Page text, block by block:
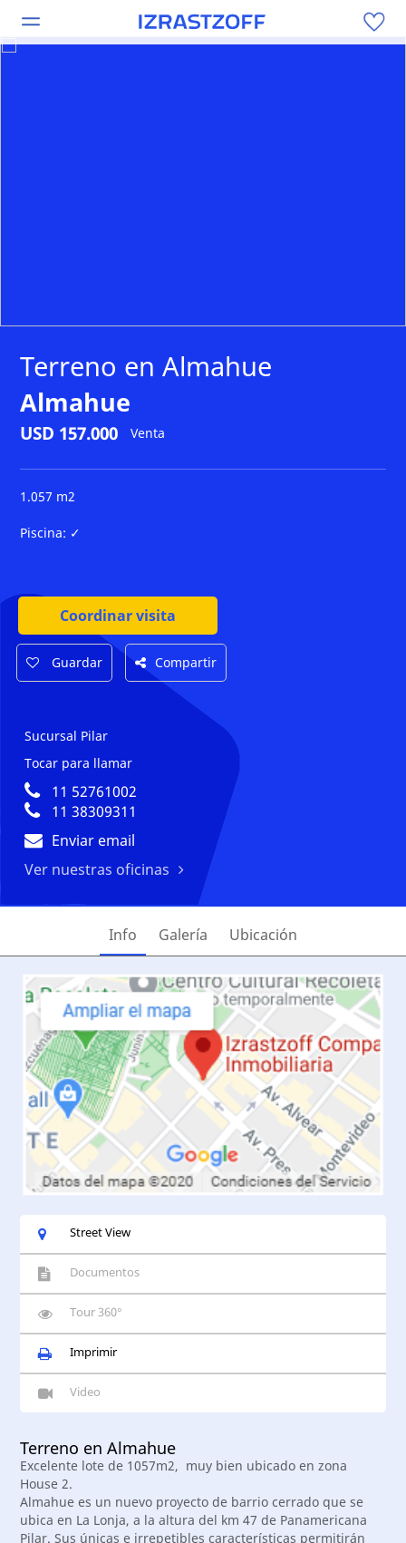
Terreno en Almahue
Almahue
USD 157.000 Venta
1.057 m2
Piscina: ✓
Coordinar visita
Guardar Compartir
Sucursal Pilar
Tocar para llamar
11 52761002
11 38309311
Enviar email
Ver nuestras oficinas
Info Galería Ubicación
Street View
Documentos
Tour 360°
Imprimir
Video
Terreno en Almahue
Excelente lote de 1057m2, muy bien ubicado en zona
House 2.
Almahue es un nuevo proyecto de barrio cerrado que se
ubica en La Lonja, a la altura del km 47 de Panamericana
Pilar. Sus únicas e irrepetibles características permitirán